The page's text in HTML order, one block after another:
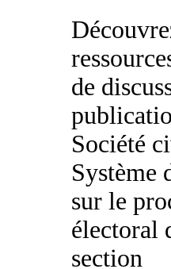
de
Société
Système
sur le
électoral
section